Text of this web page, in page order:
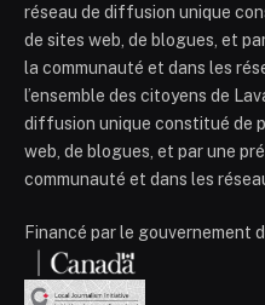
réseau de diffusion unique
de sites web, de blogues, et
la communauté et dans les
l’ensemble des citoyens de
diffusion unique constitué de
web, de blogues, et par une
communauté et dans les
Financé par le gouvernement